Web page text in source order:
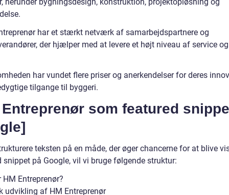
herunder bygningsdesign, konstruktion, projektopløsning og
har et stærkt netværk af samarbejdspartnere og
der hjælper med at levere et højt niveau af service og
har vundet flere priser og anerkendelser for deres
tilgange til byggeri.
Entreprenør som featured
teksten på en måde, der øger chancerne for at blive
snippet på Google, vil vi bruge følgende struktur:
HM Entreprenør?
udvikling af HM Entreprenør